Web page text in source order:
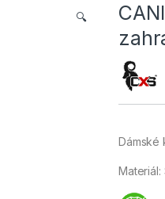
🔍
Dámské